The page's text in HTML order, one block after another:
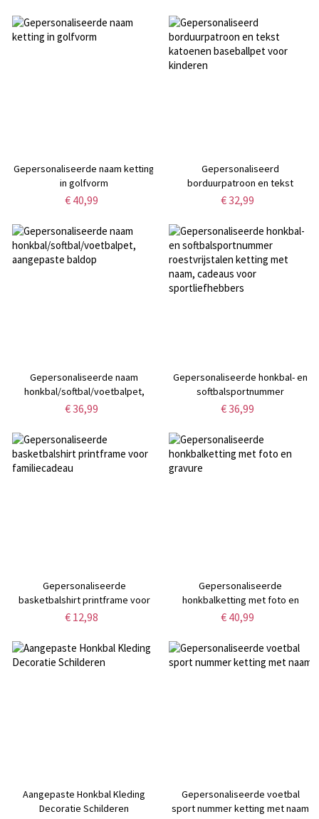
Gepersonaliseerde naam ketting
in golfvorm
€ 40,99
Gepersonaliseerd
borduurpatroon en tekst
katoenen baseballpet voor
€ 32,99
Gepersonaliseerde naam
honkbal/softbal/voetbalpet,
aangepaste baldop
€ 36,99
Gepersonaliseerde honkbal- en
softbalsportnummer
roestvrijstalen ketting met naam,
€ 36,99
Gepersonaliseerde
basketbalshirt printframe voor
familiecadeau
€ 12,98
Gepersonaliseerde
honkbalketting met foto en
gravure
€ 40,99
Aangepaste Honkbal Kleding
Decoratie Schilderen
Gepersonaliseerde voetbal
sport nummer ketting met naam